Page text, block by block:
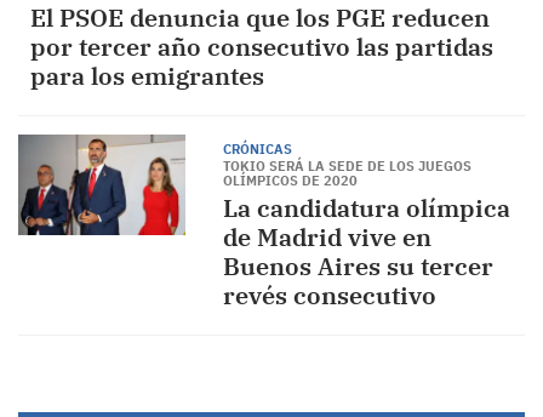
El PSOE denuncia que los PGE reducen
por tercer año consecutivo las partidas
para los emigrantes
CRÓNICAS
TOKIO SERÁ LA SEDE DE LOS JUEGOS
OLÍMPICOS DE 2020
La candidatura olímpica
de Madrid vive en
Buenos Aires su tercer
revés consecutivo